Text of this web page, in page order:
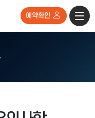
예약확인